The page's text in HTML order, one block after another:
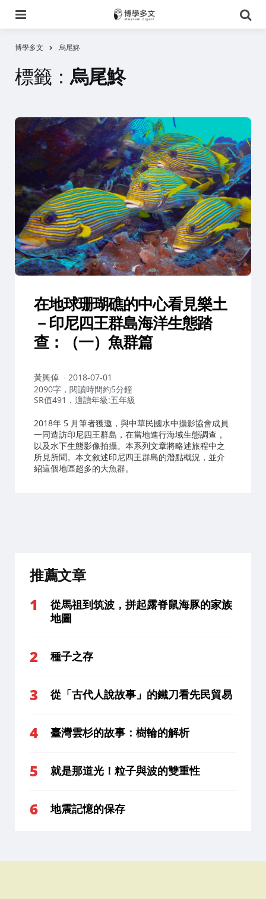
尋
博學多文 烏尾鮗
標籤： 烏尾鮗
在地球珊瑚礁的中心看見樂土
－印尼四王群島海洋生態踏
查：（一）魚群篇
作
者：
黃興倬
2018-07-01
2090字，閱讀時間約5分鐘
SR值491，適讀年級:五年級
2018年 5 月筆者獲邀，與中華民國水中攝影協會成員
一同造訪印尼四王群島，在當地進行海域生態調查，
以及水下生態影像拍攝。本系列文章將略述旅程中之
所見所聞。本文敘述印尼四王群島的潛點概況，並介
紹這個地區超多的大魚群。
推薦文章
從馬祖到筑波，拼起露脊鼠海豚的家族
地圖
種子之存
從「古代人說故事」的鐵刀看先民貿易
臺灣雲杉的故事：樹輪的解析
就是那道光！粒子與波的雙重性
地震記憶的保存